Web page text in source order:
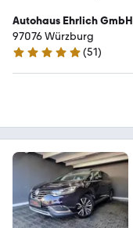
Autohaus Ehrlich GmbH
97076 Würzburg
4.9 Sterne
(51)